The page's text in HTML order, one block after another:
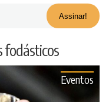
fodásticos
Eventos